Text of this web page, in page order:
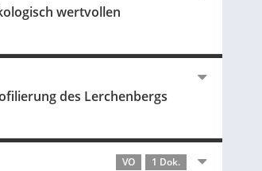
wertvollen
des Lerchenbergs
VO 1 Dok.